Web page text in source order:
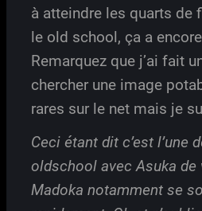
à atteindre les quarts de
le old school, ça a
Remarquez que j’ai fait
chercher une image
rares sur le net mais je
Ceci étant dit c’est l’une
oldschool avec Asuka de
Madoka notamment se